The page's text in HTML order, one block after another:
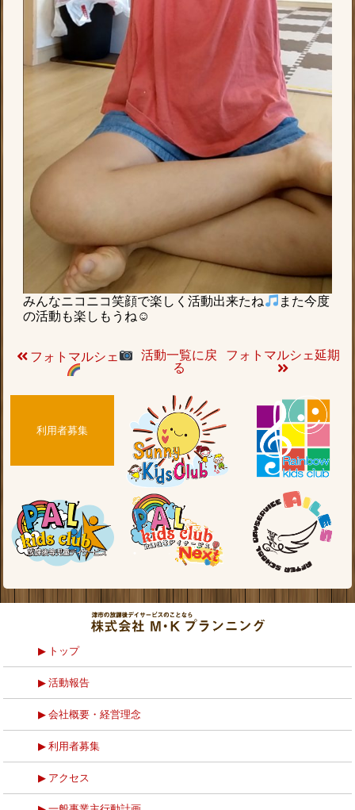
みんなニコニコ笑顔で楽しく活動出来たね
また今度
の活動も楽しもうね☺
フォトマルシェ
活動一覧に戻
る
フォトマルシェ延期
利用者募集
トップ
活動報告
会社概要・経営理念
利用者募集
アクセス